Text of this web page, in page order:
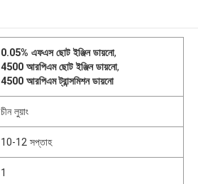
0.05% এফএস ছোট ইঞ্জিন ডায়নো,
4500 আরপিএম ছোট ইঞ্জিন ডায়নো,
4500 আরপিএম ট্রান্সমিশন ডায়নো
চীন লুয়াং
10-12 সপ্তাহ
1